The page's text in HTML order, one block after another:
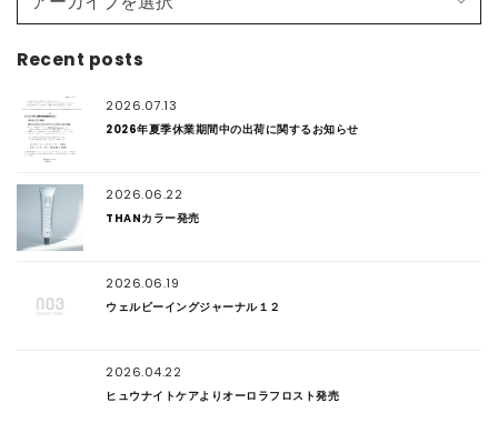
Recent posts
2026.07.13
2026年夏季休業期間中の出荷に関するお知らせ
2026.06.22
THANカラー発売
2026.06.19
ウェルビーイングジャーナル１２
2026.04.22
ヒュウナイトケアよりオーロラフロスト発売